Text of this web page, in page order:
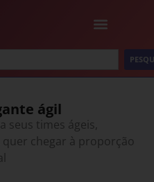
ágil
seus times ágeis,
chegar à proporção